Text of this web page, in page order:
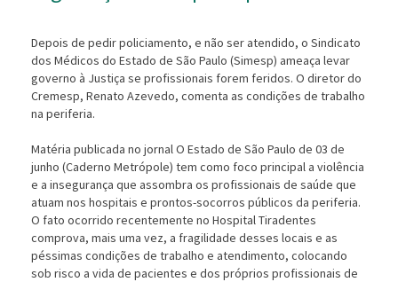
Depois de pedir policiamento, e não ser atendido, o Sindicato
dos Médicos do Estado de São Paulo (Simesp) ameaça levar
governo à Justiça se profissionais forem feridos. O diretor do
Cremesp, Renato Azevedo, comenta as condições de trabalho
na periferia.
Matéria publicada no jornal O Estado de São Paulo de 03 de
junho (Caderno Metrópole) tem como foco principal a violência
e a insegurança que assombra os profissionais de saúde que
atuam nos hospitais e prontos-socorros públicos da periferia.
O fato ocorrido recentemente no Hospital Tiradentes
comprova, mais uma vez, a fragilidade desses locais e as
péssimas condições de trabalho e atendimento, colocando
sob risco a vida de pacientes e dos próprios profissionais de